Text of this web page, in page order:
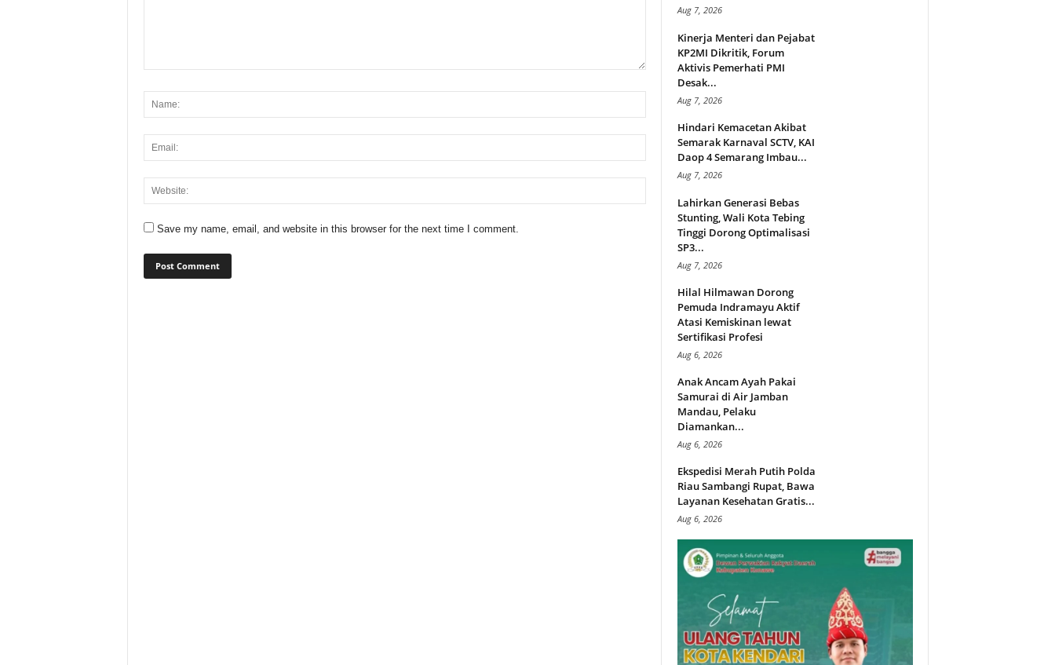
Save my name, email, and website in this browser for the next time I comment.
Aug 7, 2026
Kinerja Menteri dan Pejabat
KP2MI Dikritik, Forum
Aktivis Pemerhati PMI
Desak...
Aug 7, 2026
Hindari Kemacetan Akibat
Semarak Karnaval SCTV, KAI
Daop 4 Semarang Imbau...
Aug 7, 2026
Lahirkan Generasi Bebas
Stunting, Wali Kota Tebing
Tinggi Dorong Optimalisasi
SP3...
Aug 7, 2026
Hilal Hilmawan Dorong
Pemuda Indramayu Aktif
Atasi Kemiskinan lewat
Sertifikasi Profesi
Aug 6, 2026
Anak Ancam Ayah Pakai
Samurai di Air Jamban
Mandau, Pelaku
Diamankan...
Aug 6, 2026
Ekspedisi Merah Putih Polda
Riau Sambangi Rupat, Bawa
Layanan Kesehatan Gratis...
Aug 6, 2026